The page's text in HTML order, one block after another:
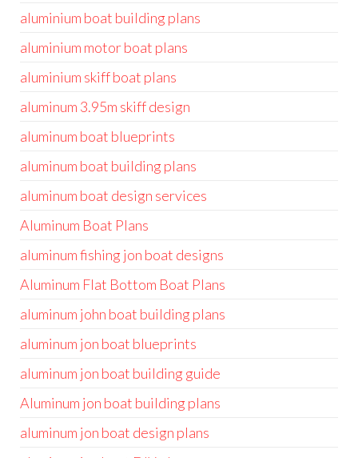
aluminium boat building plans
aluminium motor boat plans
aluminium skiff boat plans
aluminum 3.95m skiff design
aluminum boat blueprints
aluminum boat building plans
aluminum boat design services
Aluminum Boat Plans
aluminum fishing jon boat designs
Aluminum Flat Bottom Boat Plans
aluminum john boat building plans
aluminum jon boat blueprints
aluminum jon boat building guide
Aluminum jon boat building plans
aluminum jon boat design plans